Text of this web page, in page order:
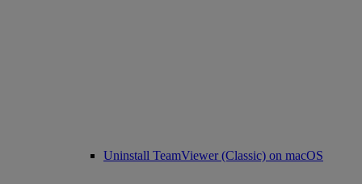
Uninstall TeamViewer (Classic) on macOS